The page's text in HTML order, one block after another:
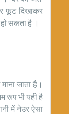
फूट दिखाकर
सकता है ।
जाता है।
रूप भी यही है
में नेउर ऐसा